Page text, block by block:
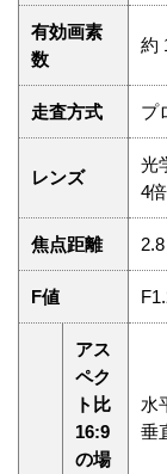
有効画素
数
約
走査方式 プ
レンズ
光
4倍
焦点距離
F値
アス
ペク
ト比
16:9
の場
水
垂